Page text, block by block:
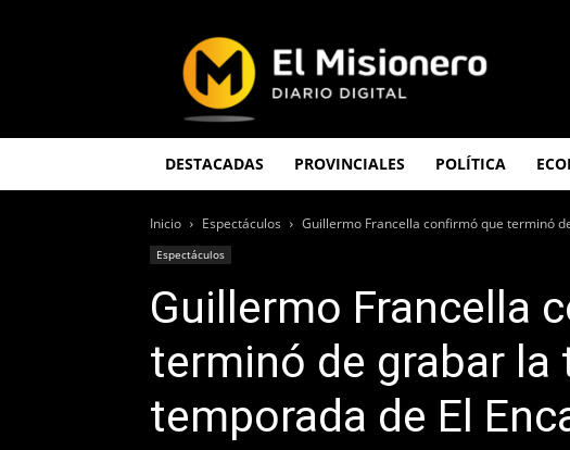
Misionero
DESTACADAS PROVINCIALES POLÍTICA
Inicio Espectáculos Guillermo Francella confirmó que terminó
Espectáculos
Guillermo Francella
terminó de grabar la
temporada de El